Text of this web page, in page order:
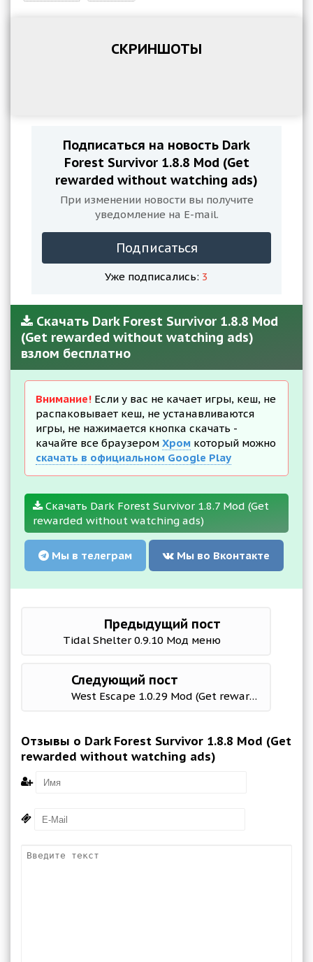
СКРИНШОТЫ
Подписаться на новость Dark
Forest Survivor 1.8.8 Mod (Get
rewarded without watching ads)
При изменении новости вы получите
уведомление на E-mail.
Подписаться
Уже подписались: 3
Скачать Dark Forest Survivor 1.8.8 Mod
(Get rewarded without watching ads)
взлом бесплатно
Внимание! Если у вас не качает игры, кеш, не
распаковывает кеш, не устанавливаются
игры, не нажимается кнопка скачать -
качайте все браузером Хром который можно
скачать в официальном Google Play
Скачать Dark Forest Survivor 1.8.7 Mod (Get
rewarded without watching ads)
Мы в телеграм Мы во Вконтакте
Предыдущий пост
Tidal Shelter 0.9.10 Мод меню
Следующий пост
West Escape 1.0.29 Mod (Get rewarded without watching ads)
Отзывы о Dark Forest Survivor 1.8.8 Mod (Get
rewarded without watching ads)